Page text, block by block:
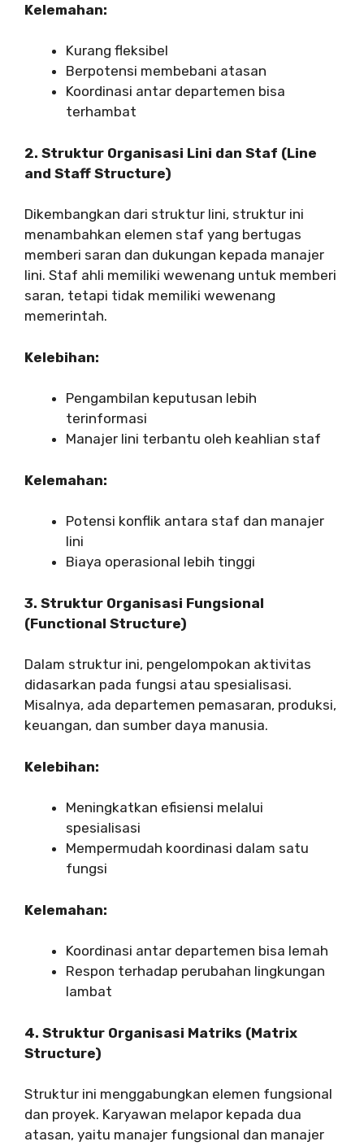
Kelemahan:
Kurang fleksibel
Berpotensi membebani atasan
Koordinasi antar departemen bisa
terhambat
2. Struktur Organisasi Lini dan Staf (Line
and Staff Structure)
Dikembangkan dari struktur lini, struktur ini
menambahkan elemen staf yang bertugas
memberi saran dan dukungan kepada manajer
lini. Staf ahli memiliki wewenang untuk memberi
saran, tetapi tidak memiliki wewenang
memerintah.
Kelebihan:
Pengambilan keputusan lebih
terinformasi
Manajer lini terbantu oleh keahlian staf
Kelemahan:
Potensi konflik antara staf dan manajer
lini
Biaya operasional lebih tinggi
3. Struktur Organisasi Fungsional
(Functional Structure)
Dalam struktur ini, pengelompokan aktivitas
didasarkan pada fungsi atau spesialisasi.
Misalnya, ada departemen pemasaran, produksi,
keuangan, dan sumber daya manusia.
Kelebihan:
Meningkatkan efisiensi melalui
spesialisasi
Mempermudah koordinasi dalam satu
fungsi
Kelemahan:
Koordinasi antar departemen bisa lemah
Respon terhadap perubahan lingkungan
lambat
4. Struktur Organisasi Matriks (Matrix
Structure)
Struktur ini menggabungkan elemen fungsional
dan proyek. Karyawan melapor kepada dua
atasan, yaitu manajer fungsional dan manajer